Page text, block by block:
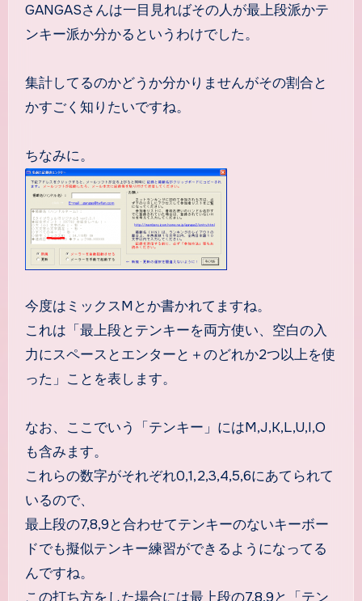
GANGASさんは一目見ればその人が最上段派かテ
ンキー派か分かるというわけでした。
集計してるのかどうか分かりませんがその割合と
かすごく知りたいですね。
ちなみに。
今度はミックスMとか書かれてますね。
これは「最上段とテンキーを両方使い、空白の入
力にスペースとエンターと＋のどれか2つ以上を使
った」ことを表します。
なお、ここでいう「テンキー」にはM,J,K,L,U,I,O
も含みます。
これらの数字がそれぞれ0,1,2,3,4,5,6にあてられて
いるので、
最上段の7,8,9と合わせてテンキーのないキーボー
ドでも擬似テンキー練習ができるようになってる
んですね。
この打ち方をした場合には最上段の7,8,9と「テン